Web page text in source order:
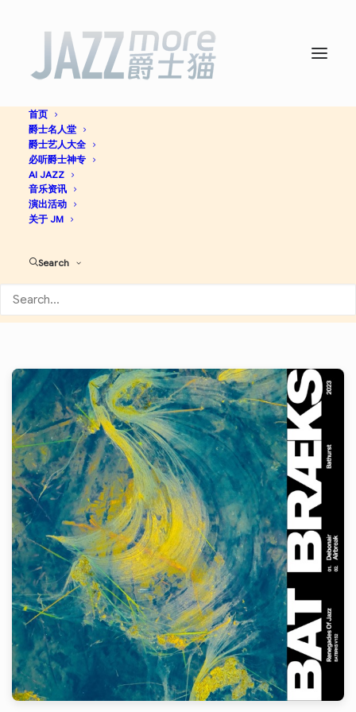
首页
爵士名人堂
爵士艺人大全
必听爵士神专
AI JAZZ
音乐资讯
演出活动
关于 JM
Search
Debonair – Single -
Renegades Of Jazz